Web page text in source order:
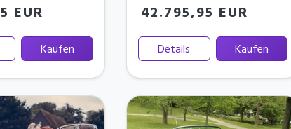
EUR
Kaufen
42.795,95 EUR
Details Kaufen